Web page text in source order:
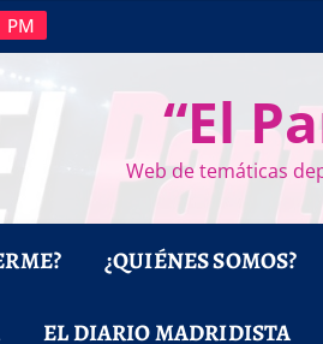
PM
“El
Web de temáticas
¿QUIÉNES SOMOS?
EL DIARIO MADRIDISTA